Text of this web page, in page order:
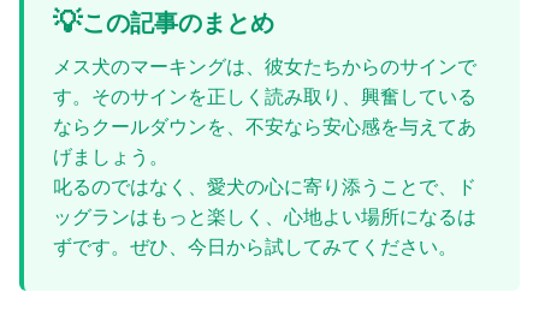
💡この記事のまとめ
メス犬のマーキングは、彼女たちからのサインで
す。そのサインを正しく読み取り、興奮している
ならクールダウンを、不安なら安心感を与えてあ
げましょう。
叱るのではなく、愛犬の心に寄り添うことで、ド
ッグランはもっと楽しく、心地よい場所になるは
ずです。ぜひ、今日から試してみてください。